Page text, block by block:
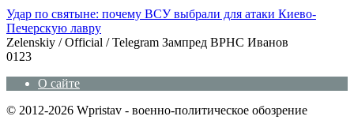
Удар по святыне: почему ВСУ выбрали для атаки Киево-
Печерскую лавру
Zеlеnskiу / Оfficiаl / Telegram Зампред ВРНС Иванов
0123
О сайте
© 2012-2026 Wpristav - военно-политическое обозрение